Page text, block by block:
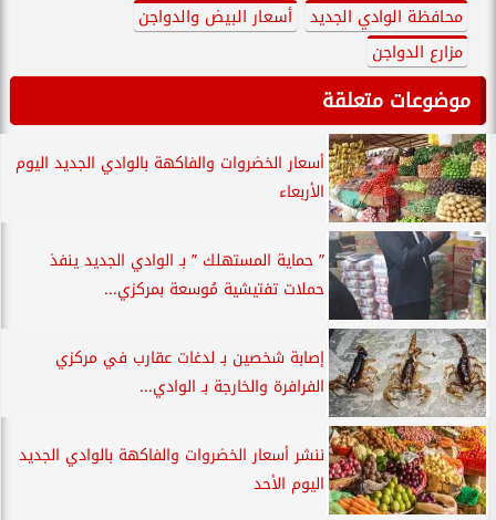
محافظة الوادي الجديد
أسعار البيض والدواجن
مزارع الدواجن
موضوعات متعلقة
أسعار الخضروات والفاكهة بالوادي الجديد اليوم
الأربعاء
” حماية المستهلك ” بـ الوادي الجديد ينفذ
حملات تفتيشية مُوسعة بمركزي...
إصابة شخصين بـ لدغات عقارب في مركزي
الفرافرة والخارجة بـ الوادي...
ننشر أسعار الخضروات والفاكهة بالوادي الجديد
اليوم الأحد